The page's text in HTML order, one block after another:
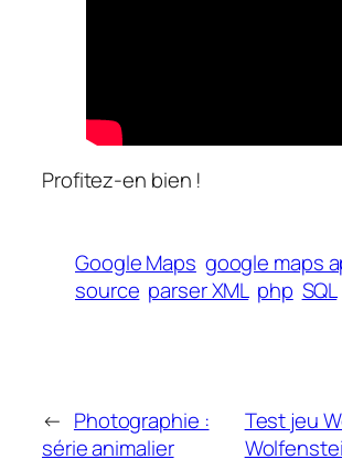
Profitez-en bien !
Google Maps google maps
source parser XML php SQL
← Photographie :
série animalier
Test jeu